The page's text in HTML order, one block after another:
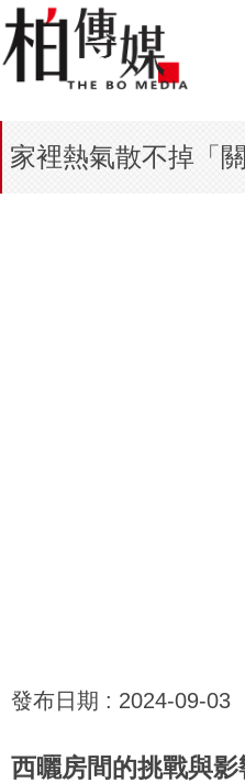
家裡熱氣散不掉「
發布日期 : 2024-09-03
西曬房間的挑戰與影